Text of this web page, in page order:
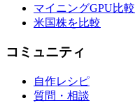
マイニングGPU比較
米国株を比較
コミュニティ
自作レシピ
質問・相談